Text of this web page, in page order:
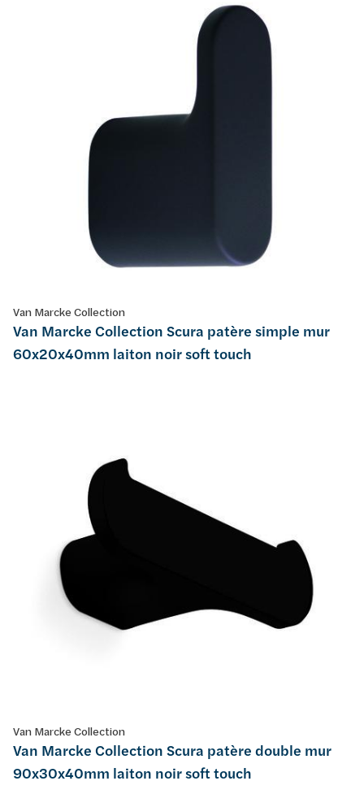
Van Marcke Collection
Van Marcke Collection Scura patère simple mur
60x20x40mm laiton noir soft touch
Van Marcke Collection
Van Marcke Collection Scura patère double mur
90x30x40mm laiton noir soft touch